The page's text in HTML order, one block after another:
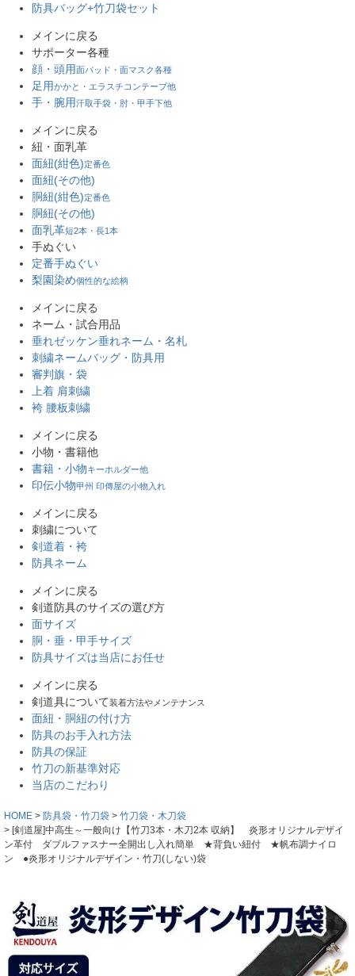
防具バッグ+竹刀袋セット
メインに戻る
サポーター各種
顔・頭用面パッド・面マスク各種
足用かかと・エラスチコンテープ他
手・腕用汗取手袋・肘・甲手下他
メインに戻る
紐・面乳革
面紐(紺色)定番色
面紐(その他)
胴紐(紺色)定番色
胴紐(その他)
面乳革短2本・長1本
手ぬぐい
定番手ぬぐい
梨園染め個性的な絵柄
メインに戻る
ネーム・試合用品
垂れゼッケン垂れネーム・名札
刺繍ネームバッグ・防具用
審判旗・袋
上着 肩刺繍
袴 腰板刺繍
メインに戻る
小物・書籍他
書籍・小物キーホルダー他
印伝小物甲州 印傳屋の小物入れ
メインに戻る
刺繍について
剣道着・袴
防具ネーム
メインに戻る
剣道防具のサイズの選び方
面サイズ
胴・垂・甲手サイズ
防具サイズは当店にお任せ
メインに戻る
剣道具について装着方法やメンテナンス
面紐・胴紐の付け方
防具のお手入れ方法
防具の保証
竹刀の新基準対応
当店のこだわり
HOME 防具袋・竹刀袋
竹刀袋・木刀袋
[剣道屋]中高生～一般向け【竹刀3本・木刀2本 収納】 炎形オリジナルデザイ
ン革付 ダブルファスナー全開出し入れ簡単 ★背負い紐付 ★帆布調ナイロ
ン ●炎形オリジナルデザイン・竹刀(しない)袋